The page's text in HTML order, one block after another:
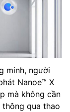
minh, người
Nanoe™ X
mà không cần
qua thao